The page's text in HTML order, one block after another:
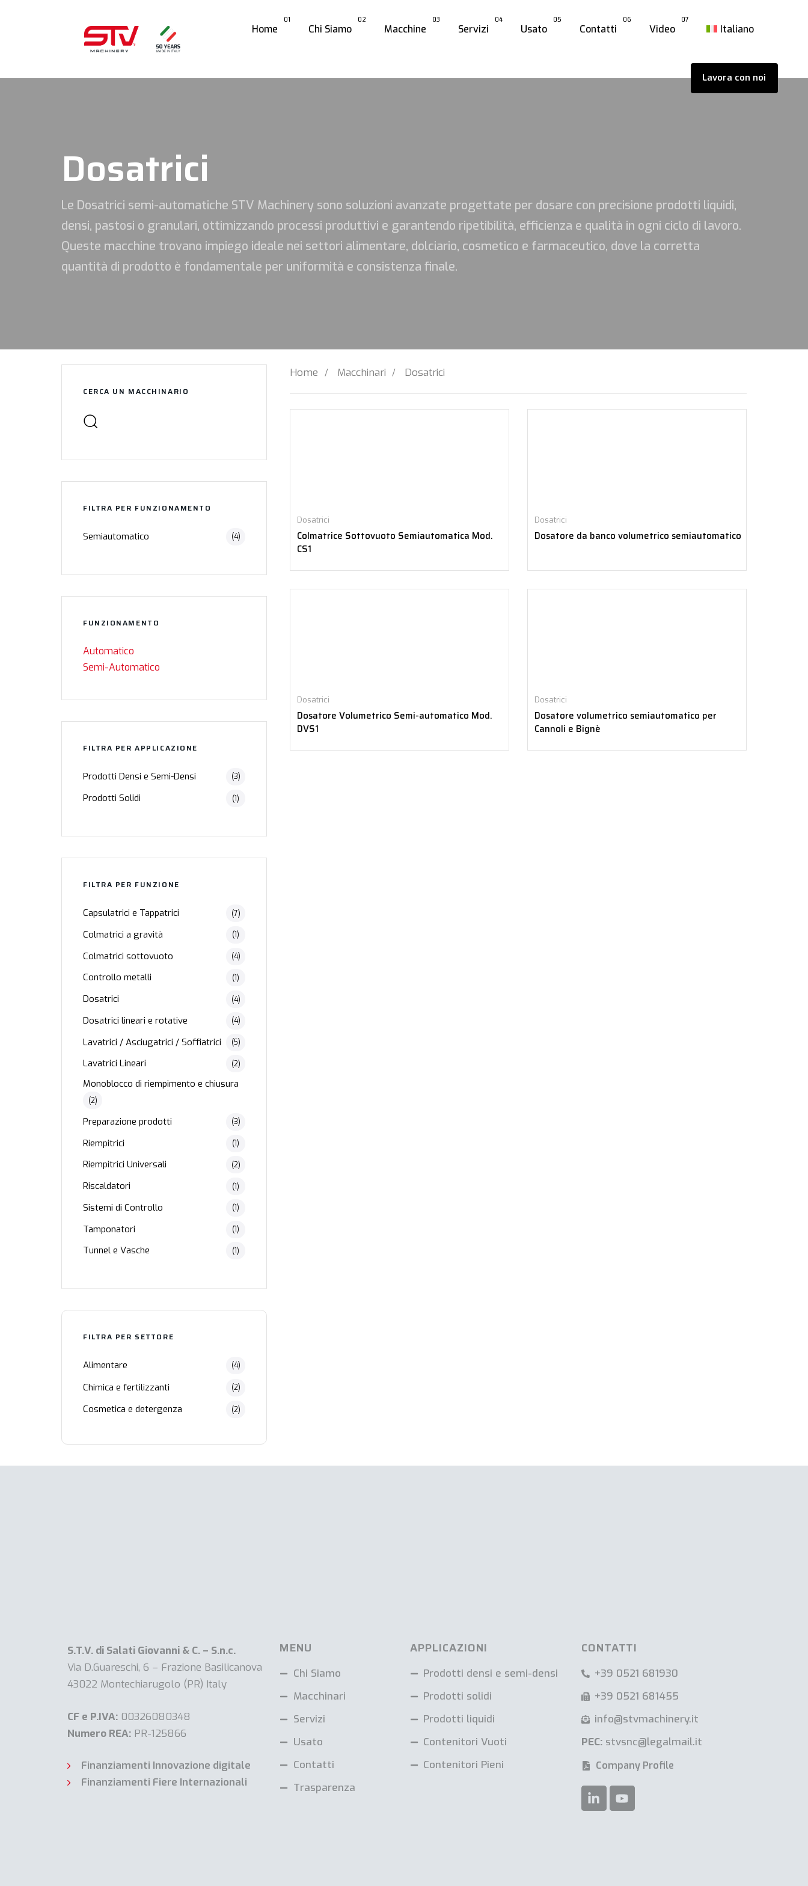
Home
01
Chi Siamo
02
Macchine
03
Servizi
04
Usato
05
Contatti
06
Video
07
Italiano
Lavora con noi
Dosatrici
Le Dosatrici semi-automatiche STV Machinery sono soluzioni avanzate progettate per dosare con precisione prodotti liquidi,
densi, pastosi o granulari, ottimizzando processi produttivi e garantendo ripetibilità, efficienza e qualità in ogni ciclo di lavoro.
Queste macchine trovano impiego ideale nei settori alimentare, dolciario, cosmetico e farmaceutico, dove la corretta
quantità di prodotto è fondamentale per uniformità e consistenza finale.
Home Macchinari Dosatrici
Dosatrici
Colmatrice Sottovuoto Semiautomatica Mod.
CS1
Dosatrici
Dosatore da banco volumetrico semiautomatico
Dosatrici
Dosatore Volumetrico Semi-automatico Mod.
DVS1
Dosatrici
Dosatore volumetrico semiautomatico per
Cannoli e Bignè
CERCA UN MACCHINARIO
FILTRA PER FUNZIONAMENTO
Semiautomatico (4)
FUNZIONAMENTO
Automatico
Semi-Automatico
FILTRA PER APPLICAZIONE
Prodotti Densi e Semi-Densi (3)
Prodotti Solidi (1)
FILTRA PER FUNZIONE
Capsulatrici e Tappatrici (7)
Colmatrici a gravità (1)
Colmatrici sottovuoto (4)
Controllo metalli (1)
Dosatrici (4)
Dosatrici lineari e rotative (4)
Lavatrici / Asciugatrici / Soffiatrici (5)
Lavatrici Lineari (2)
Monoblocco di riempimento e chiusura
(2)
Preparazione prodotti (3)
Riempitrici (1)
Riempitrici Universali (2)
Riscaldatori (1)
Sistemi di Controllo (1)
Tamponatori (1)
Tunnel e Vasche (1)
FILTRA PER SETTORE
Alimentare (4)
Chimica e fertilizzanti (2)
Cosmetica e detergenza (2)
S.T.V. di Salati Giovanni & C. – S.n.c.
Via D.Guareschi, 6 – Frazione Basilicanova
43022 Montechiarugolo (PR) Italy
CF e P.IVA: 00326080348
Numero REA: PR-125866
Finanziamenti Innovazione digitale
Finanziamenti Fiere Internazionali
MENU
Chi Siamo
Macchinari
Servizi
Usato
Contatti
Trasparenza
APPLICAZIONI
Prodotti densi e semi-densi
Prodotti solidi
Prodotti liquidi
Contenitori Vuoti
Contenitori Pieni
CONTATTI
+39 0521 681930
+39 0521 681455
info@stvmachinery.it
PEC:stvsnc@legalmail.it
Company Profile